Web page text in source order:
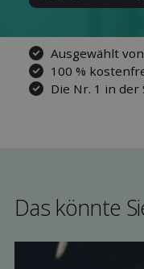
Ausgewählt
100 %
Die Nr. 1 in der
Das könnte